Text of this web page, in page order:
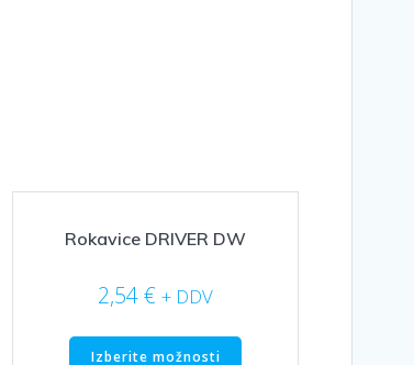
Rokavice DRIVER DW
2,54€ + DDV
Izberite možnosti
Ta